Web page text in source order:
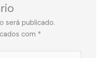
será publicado.
com *